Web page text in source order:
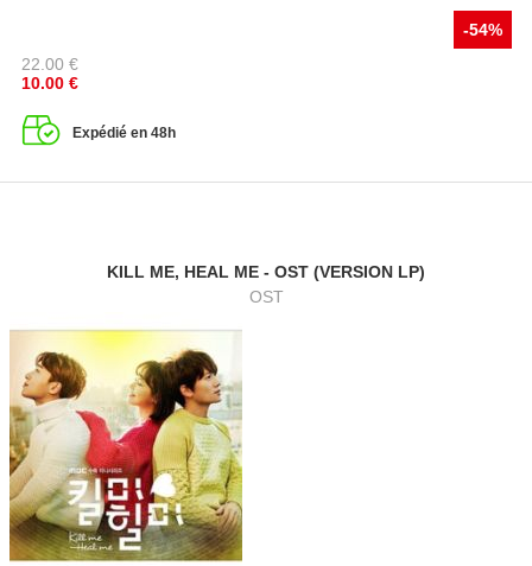
-54%
22.00 €
10.00 €
Expédié en 48h
KILL ME, HEAL ME - OST (VERSION LP)
OST